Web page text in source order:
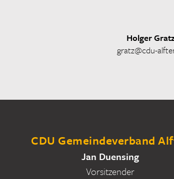
Holger
gratz@cdu-
CDU Gemeindeverband
Jan Duensing
Vorsitzender